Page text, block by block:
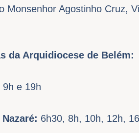
Monsenhor Agostinho Cruz,
da Arquidiocese de Belém:
9h e 19h
6h30, 8h, 10h, 12h,